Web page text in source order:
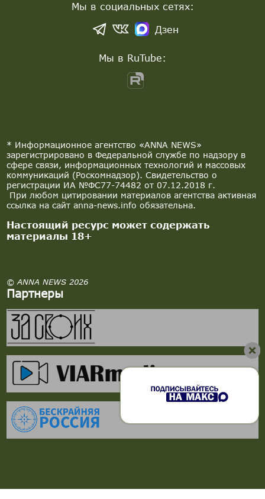
* Информационное агентство «ANNA NEWS»
зарегистрировано в Федеральной службе по надзору в
сфере связи, информационных технологий и массовых
коммуникаций (Роскомнадзор). Свидетельство о
регистрации ИА №ФС77-74482 от 07.12.2018 г.
При любом цитировании материалов агентства активная
ссылка на сайт anna-news.info обязательна.
Настоящий ресурс может содержать
материалы 18+
© ANNA NEWS 2026
Партнеры
Мы в социальных сетях:
Дзен
Мы в RuTube: